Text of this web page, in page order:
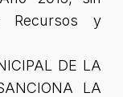
Recursos y
DE LA
LA